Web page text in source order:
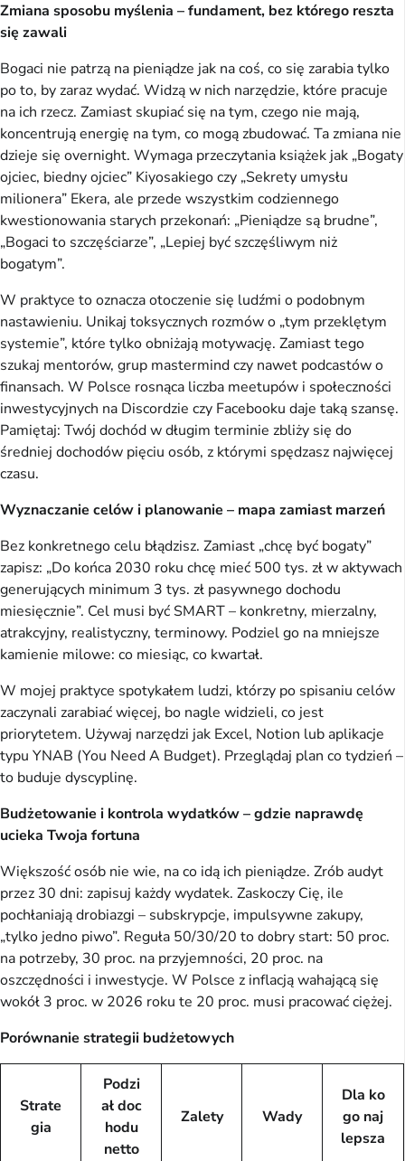
Zmiana sposobu myślenia – fundament, bez którego reszta
się zawali
Bogaci nie patrzą na pieniądze jak na coś, co się zarabia tylko
po to, by zaraz wydać. Widzą w nich narzędzie, które pracuje
na ich rzecz. Zamiast skupiać się na tym, czego nie mają,
koncentrują energię na tym, co mogą zbudować. Ta zmiana nie
dzieje się overnight. Wymaga przeczytania książek jak „Bogaty
ojciec, biedny ojciec” Kiyosakiego czy „Sekrety umysłu
milionera” Ekera, ale przede wszystkim codziennego
kwestionowania starych przekonań: „Pieniądze są brudne”,
„Bogaci to szczęściarze”, „Lepiej być szczęśliwym niż
bogatym”.
W praktyce to oznacza otoczenie się ludźmi o podobnym
nastawieniu. Unikaj toksycznych rozmów o „tym przeklętym
systemie”, które tylko obniżają motywację. Zamiast tego
szukaj mentorów, grup mastermind czy nawet podcastów o
finansach. W Polsce rosnąca liczba meetupów i społeczności
inwestycyjnych na Discordzie czy Facebooku daje taką szansę.
Pamiętaj: Twój dochód w długim terminie zbliży się do
średniej dochodów pięciu osób, z którymi spędzasz najwięcej
czasu.
Wyznaczanie celów i planowanie – mapa zamiast marzeń
Bez konkretnego celu błądzisz. Zamiast „chcę być bogaty”
zapisz: „Do końca 2030 roku chcę mieć 500 tys. zł w aktywach
generujących minimum 3 tys. zł pasywnego dochodu
miesięcznie”. Cel musi być SMART – konkretny, mierzalny,
atrakcyjny, realistyczny, terminowy. Podziel go na mniejsze
kamienie milowe: co miesiąc, co kwartał.
W mojej praktyce spotykałem ludzi, którzy po spisaniu celów
zaczynali zarabiać więcej, bo nagle widzieli, co jest
priorytetem. Używaj narzędzi jak Excel, Notion lub aplikacje
typu YNAB (You Need A Budget). Przeglądaj plan co tydzień –
to buduje dyscyplinę.
Budżetowanie i kontrola wydatków – gdzie naprawdę
ucieka Twoja fortuna
Większość osób nie wie, na co idą ich pieniądze. Zrób audyt
przez 30 dni: zapisuj każdy wydatek. Zaskoczy Cię, ile
pochłaniają drobiazgi – subskrypcje, impulsywne zakupy,
„tylko jedno piwo”. Reguła 50/30/20 to dobry start: 50 proc.
na potrzeby, 30 proc. na przyjemności, 20 proc. na
oszczędności i inwestycje. W Polsce z inflacją wahającą się
wokół 3 proc. w 2026 roku te 20 proc. musi pracować ciężej.
Porównanie strategii budżetowych
Strate
gia
Podzi
ał doc
hodu
netto
Zalety Wady
Dla ko
go naj
lepsza